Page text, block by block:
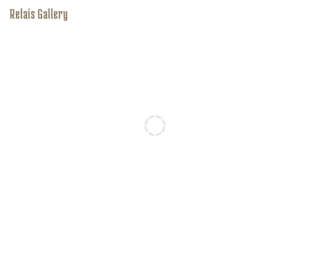
Relais Gallery